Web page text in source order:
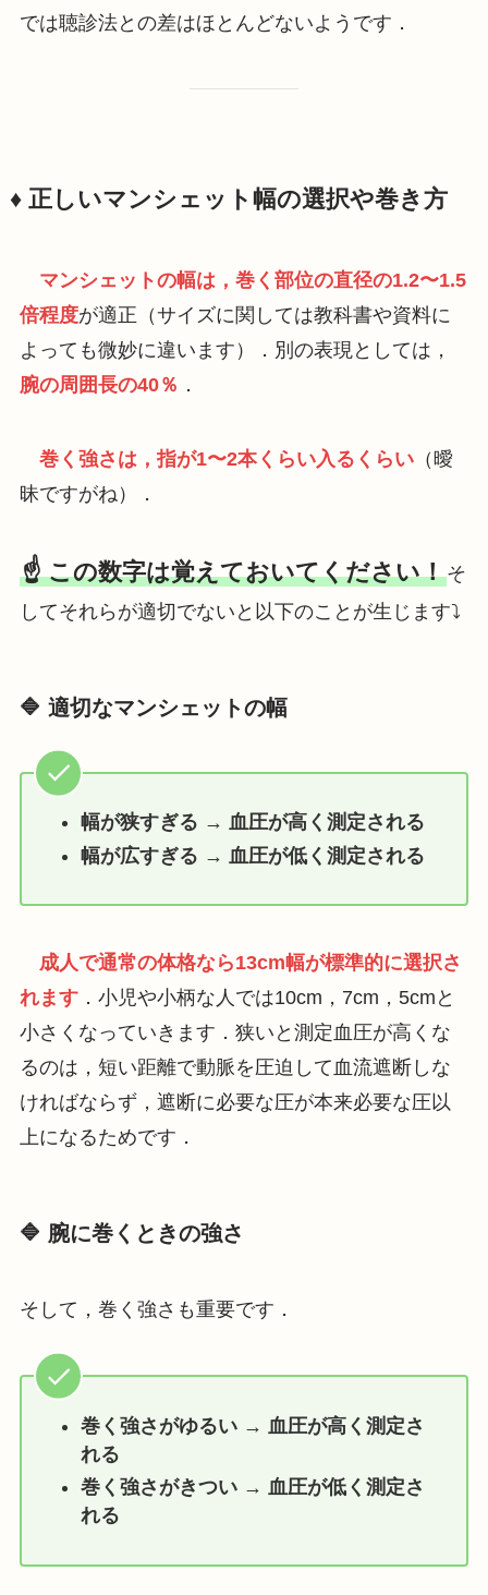
では聴診法との差はほとんどないようです．
♦️ 正しいマンシェット幅の選択や巻き方
マンシェットの幅は， 巻く部位の直径の1.2〜1.5
倍程度が適正（サイズに関しては教科書や資料に
よっても微妙に違います）．別の表現としては，
腕の周囲長の40％ ．
巻く強さは，指が1〜2本くらい入るくらい（曖
昧ですがね）．
☝️ この数字は覚えておいてください！そ
してそれらが適切でないと以下のことが生じます⤵️
🔷 適切なマンシェットの幅
幅が狭すぎる → 血圧が高く測定される
幅が広すぎる → 血圧が低く測定される
成人で通常の体格なら13cm幅が標準的に選択さ
れます．小児や小柄な人では10cm，7cm，5cmと
小さくなっていきます．狭いと測定血圧が高くな
るのは，短い距離で動脈を圧迫して血流遮断しな
ければならず，遮断に必要な圧が本来必要な圧以
上になるためです．
🔷 腕に巻くときの強さ
そして，巻く強さも重要です．
巻く強さがゆるい → 血圧が高く測定さ
れる
巻く強さがきつい → 血圧が低く測定さ
れる